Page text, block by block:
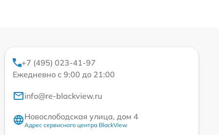
+7 (495) 023-41-97
Ежедневно с 9:00 до 21:00
info@re-blackview.ru
Новослободская улица, дом 4
Адрес сервисного центра BlackView